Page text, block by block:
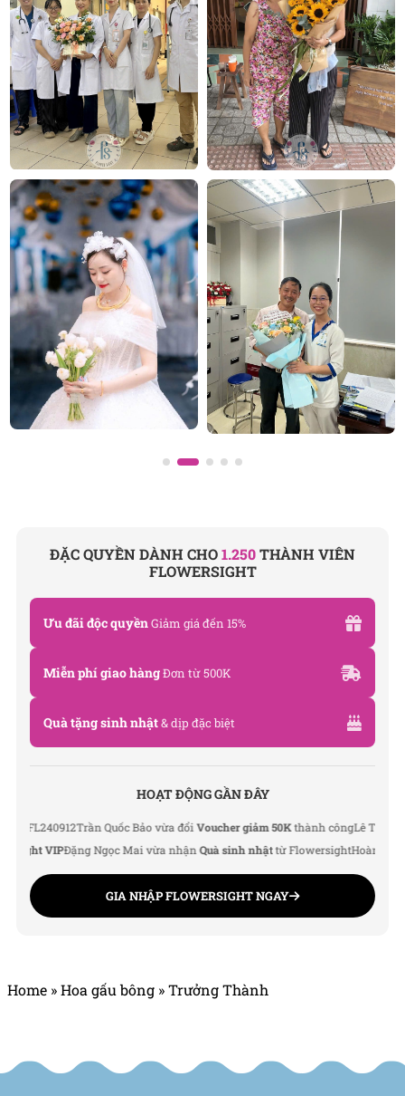
ĐẶC QUYỀN DÀNH CHO1.250THÀNH VIÊN
FLOWERSIGHT
Ưu đãi độc quyềnGiảm giá đến 15%
Miễn phí giao hàngĐơn từ 500K
Quà tặng sinh nhật& dịp đặc biệt
HOẠT ĐỘNG GẦN ĐÂY
Trần Quốc Bảo vừa đổiVoucher giảm 50Kthành côngLê Thu Hà vừa
VIPĐặng Ngọc Mai vừa nhậnQuà sinh nhậttừ FlowersightHoàng Đức
GIA NHẬP FLOWERSIGHT NGAY
Home »Hoa gấu bông »Trưởng Thành